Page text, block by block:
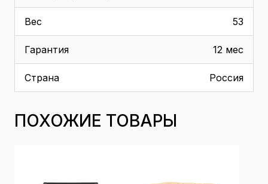
Вес 53
Гарантия 12 мес
Страна Россия
ПОХОЖИЕ ТОВАРЫ